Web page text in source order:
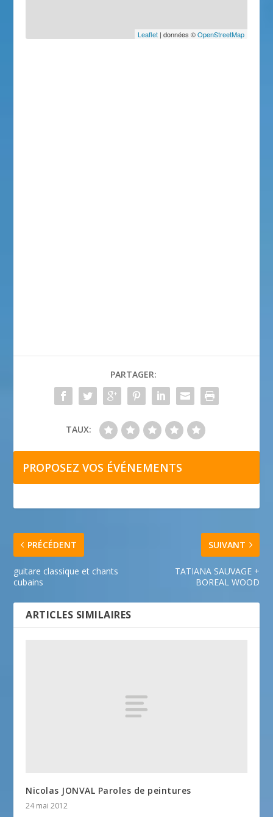
Leaflet| données ©OpenStreetMap
PARTAGER:
TAUX:
PROPOSEZ VOS ÉVÉNEMENTS
PRÉCÉDENT
guitare classique et chants
cubains
SUIVANT
TATIANA SAUVAGE +
BOREAL WOOD
ARTICLES SIMILAIRES
Nicolas JONVAL Paroles de peintures
24 mai 2012